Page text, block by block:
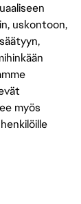
uskontoon,
myös